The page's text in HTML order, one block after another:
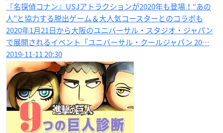
『名探偵コナン』USJアトラクションが2020年も登場！“あの
人”と協力する脱出ゲーム＆大人気コースターとのコラボも
2020年1月21日から大阪のユニバーサル・スタジオ・ジャパン
で展開されるイベント「ユニバーサル・クールジャパン 20…
2019-11-11 20:30